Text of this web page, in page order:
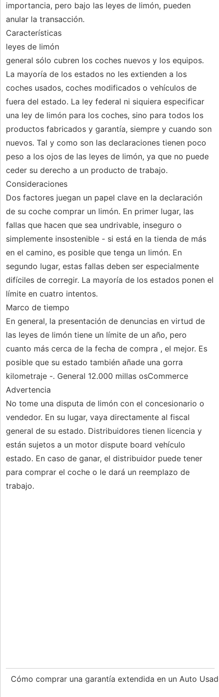
importancia, pero bajo las leyes de limón, pueden
anular la transacción.
Características
leyes de limón
general sólo cubren los coches nuevos y los equipos.
La mayoría de los estados no les extienden a los
coches usados, coches modificados o vehículos de
fuera del estado. La ley federal ni siquiera especificar
una ley de limón para los coches, sino para todos los
productos fabricados y garantía, siempre y cuando son
nuevos. Tal y como son las declaraciones tienen poco
peso a los ojos de las leyes de limón, ya que no puede
ceder su derecho a un producto de trabajo.
Consideraciones
Dos factores juegan un papel clave en la declaración
de su coche comprar un limón. En primer lugar, las
fallas que hacen que sea undrivable, inseguro o
simplemente insostenible - si está en la tienda de más
en el camino, es posible que tenga un limón. En
segundo lugar, estas fallas deben ser especialmente
difíciles de corregir. La mayoría de los estados ponen el
límite en cuatro intentos.
Marco de tiempo
En general, la presentación de denuncias en virtud de
las leyes de limón tiene un límite de un año, pero
cuanto más cerca de la fecha de compra , el mejor. Es
posible que su estado también añade una gorra
kilometraje -. General 12.000 millas osCommerce
Advertencia
No tome una disputa de limón con el concesionario o
vendedor. En su lugar, vaya directamente al fiscal
general de su estado. Distribuidores tienen licencia y
están sujetos a un motor dispute board vehículo
estado. En caso de ganar, el distribuidor puede tener
para comprar el coche o le dará un reemplazo de
trabajo.
Cómo comprar una garantía extendida en un Auto